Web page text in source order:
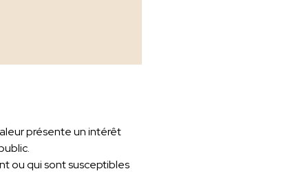
présente un intérêt
ou qui sont susceptibles